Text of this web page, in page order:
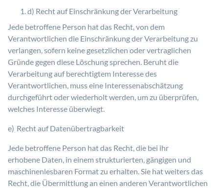
d) Recht auf Einschränkung der Verarbeitung
Jede betroffene Person hat das Recht, von dem
Verantwortlichen die Einschränkung der Verarbeitung zu
verlangen, sofern keine gesetzlichen oder vertraglichen
Gründe gegen diese Löschung sprechen. Beruht die
Verarbeitung auf berechtigtem Interesse des
Verantwortlichen, muss eine Interessenabschätzung
durchgeführt oder wiederholt werden, um zu überprüfen,
welches Interesse überwiegt.
e) Recht auf Datenübertragbarkeit
Jede betroffene Person hat das Recht, die bei ihr
erhobene Daten, in einem strukturierten, gängigen und
maschinenlesbaren Format zu erhalten. Sie hat weiters das
Recht, die Übermittlung an einen anderen Verantwortlichen